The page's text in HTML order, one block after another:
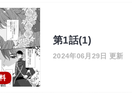
第1話(1)
2024年06月29日 更新